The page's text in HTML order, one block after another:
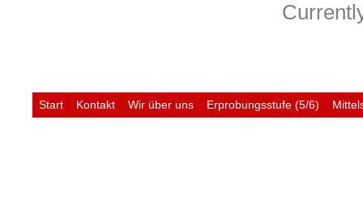
Start Kontakt Wir über uns Erprobungsstufe (5/6)